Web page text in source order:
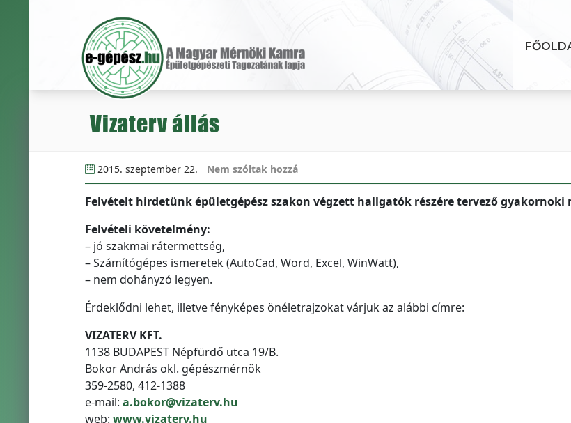
Vizaterv állás
2015. szeptember 22. Nem szóltak hozzá
Felvételt hirdetünk épületgépész szakon végzett hallgatók részére tervező gyakornoki
Felvételi követelmény:
– jó szakmai rátermettség,
– Számítógépes ismeretek (AutoCad, Word, Excel, WinWatt),
– nem dohányzó legyen.
Érdeklődni lehet, illetve fényképes önéletrajzokat várjuk az alábbi címre:
VIZATERV KFT.
1138 BUDAPEST Népfürdő utca 19/B.
Bokor András okl. gépészmérnök
359-2580, 412-1388
e-mail: a.bokor@vizaterv.hu
web: www.vizaterv.hu